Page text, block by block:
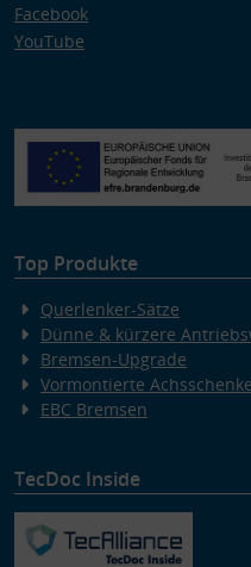
Facebook
YouTube
Top Produkte
Querlenker-Sätze
Dünne & kürzere
Bremsen-Upgrade
Vormontierte
EBC Bremsen
TecDoc Inside